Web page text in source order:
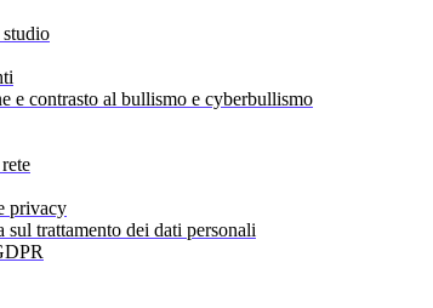
e contrasto al bullismo e cyberbullismo
privacy
sul trattamento dei dati personali